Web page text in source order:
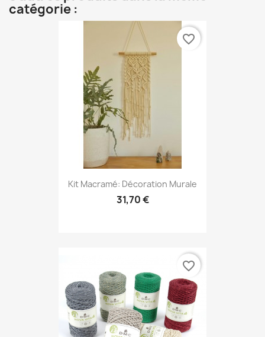
catégorie :
Kit Macramé: Décoration Murale
31,70 €
favorite_border
favorite_border